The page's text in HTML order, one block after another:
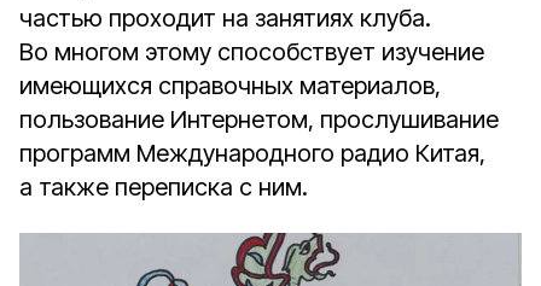
частью проходит на занятиях клуба.
Во многом этому способствует изучение
имеющихся справочных материалов,
пользование Интернетом, прослушивание
программ Международного радио Китая,
а также переписка с ним.